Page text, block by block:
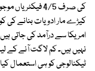
کیڑے مار ادویات بنانے کی
امریکا سے درآمد کی جاتی
نہیں ہیں۔ کم لاگت آنے کے
ٹیکنالوجی کو ہی استعمال